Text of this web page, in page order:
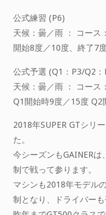
公式練習 (P6)
天候：曇／雨 ： コース
開始8度／10度、終了7
公式予選 (Q1：P3/Q2：
天候：曇／雨 ： コース
Q1開始時9度／15度 Q2
2018年SUPER GTシリ
た。
今シーズンもGAINER
制で戦って参ります。
マシンも2018年モデル
制となり、ドライバー